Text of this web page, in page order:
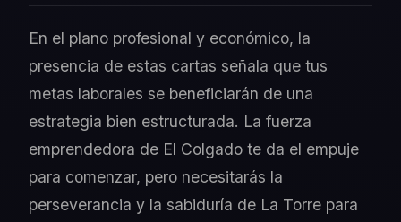
En el plano profesional y económico, la
presencia de estas cartas señala que tus
metas laborales se beneficiarán de una
estrategia bien estructurada. La fuerza
emprendedora de El Colgado te da el empuje
para comenzar, pero necesitarás la
perseverancia y la sabiduría de La Torre para